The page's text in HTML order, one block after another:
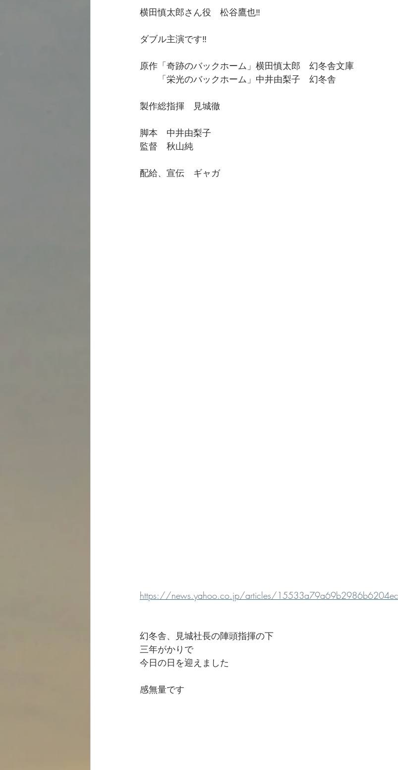
横田慎太郎さん役　松谷鷹也‼️
ダブル主演です‼️
原作「奇跡のバックホーム」横田慎太郎　幻冬舎文庫
「栄光のバックホーム」中井由梨子　幻冬舎
製作総指揮　見城徹
脚本　中井由梨子
監督　秋山純
配給、宣伝　ギャガ
https://news.yahoo.co.jp/articles/
幻冬舎、見城社長の陣頭指揮の下
三年がかりで
今日の日を迎えました
感無量です